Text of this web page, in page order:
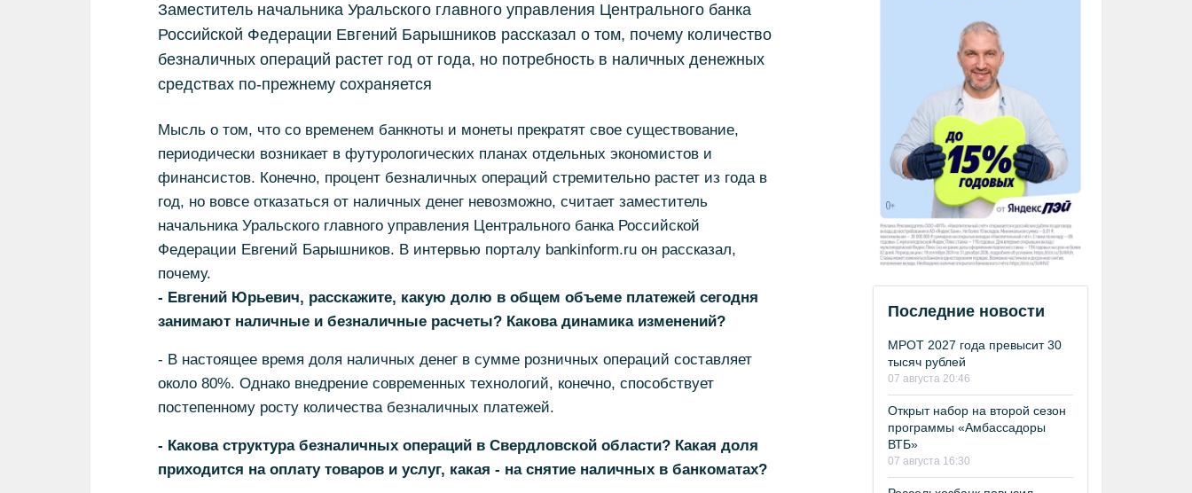
Заместитель начальника Уральского главного управления Центрального банка
Российской Федерации Евгений Барышников рассказал о том, почему количество
безналичных операций растет год от года, но потребность в наличных денежных
средствах по-прежнему сохраняется
Мысль о том, что со временем банкноты и монеты прекратят свое существование,
периодически возникает в футурологических планах отдельных экономистов и
финансистов. Конечно, процент безналичных операций стремительно растет из года в
год, но вовсе отказаться от наличных денег невозможно, считает заместитель
начальника Уральского главного управления Центрального банка Российской
Федерации Евгений Барышников. В интервью порталу bankinform.ru он рассказал,
почему.
- Евгений Юрьевич, расскажите, какую долю в общем объеме платежей сегодня
занимают наличные и безналичные расчеты? Какова динамика изменений?
- В настоящее время доля наличных денег в сумме розничных операций составляет
около 80%. Однако внедрение современных технологий, конечно, способствует
постепенному росту количества безналичных платежей.
- Какова структура безналичных операций в Свердловской области? Какая доля
приходится на оплату товаров и услуг, какая - на снятие наличных в банкоматах?
Последние новости
МРОТ 2027 года превысит 30
тысяч рублей
07 августа 20:46
Открыт набор на второй сезон
программы «Амбассадоры
ВТБ»
07 августа 16:30